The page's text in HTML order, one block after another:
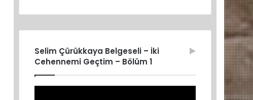
Selim Çürükkaya Belgeseli – İki
Cehennemi Geçtim – Bölüm 1